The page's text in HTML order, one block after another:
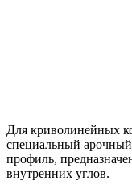
Для криволинейных
специальный
профиль,
внутренних углов.